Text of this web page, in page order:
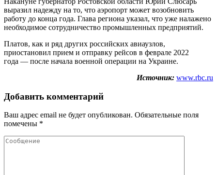
выразил надежду на то, что аэропорт может возобновить
работу до конца года. Глава региона указал, что уже налажено
необходимое сотрудничество промышленных предприятий.
Платов, как и ряд других российских авиаузлов,
приостановил прием и отправку рейсов в феврале 2022
года — после начала военной операции на Украине.
Источник: www.rbc.ru
Добавить комментарий
Ваш адрес email не будет опубликован. Обязательные поля
помечены *